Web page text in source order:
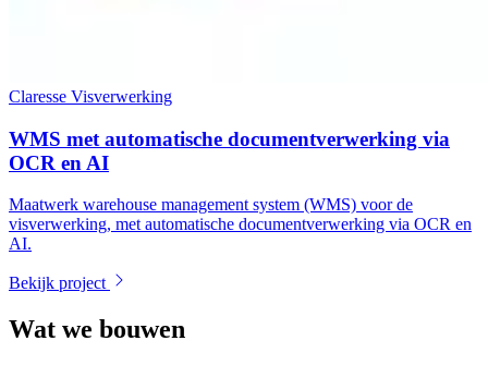
Claresse Visverwerking
WMS met automatische documentverwerking via
OCR en AI
Maatwerk warehouse management system (WMS) voor de
visverwerking, met automatische documentverwerking via OCR en
AI.
Bekijk project
Wat we bouwen